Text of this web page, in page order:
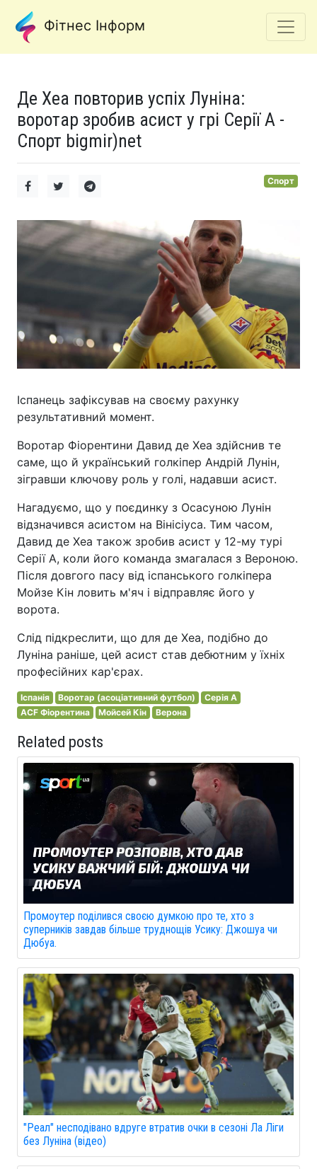
Фітнес Інформ
Де Хеа повторив успіх Луніна:
воротар зробив асист у грі Серії А -
Спорт bigmir)net
Спорт
Іспанець зафіксував на своєму рахунку
результативний момент.
Воротар Фіорентини Давид де Хеа здійснив те
саме, що й український голкіпер Андрій Лунін,
зігравши ключову роль у голі, надавши асист.
Нагадуємо, що у поєдинку з Осасуною Лунін
відзначився асистом на Вінісіуса. Тим часом,
Давид де Хеа також зробив асист у 12-му турі
Серії А, коли його команда змагалася з Вероною.
Після довгого пасу від іспанського голкіпера
Мойзе Кін ловить м'яч і відправляє його у
ворота.
Слід підкреслити, що для де Хеа, подібно до
Луніна раніше, цей асист став дебютним у їхніх
професійних кар'єрах.
Іспанія Воротар (асоціативний футбол)
Серія A
ACF Фіорентина
Мойсей Кін Верона
Related posts
Промоутер поділився своєю думкою про те, хто з
суперників завдав більше труднощів Усику: Джошуа чи
Дюбуа.
"Реал" несподівано вдруге втратив очки в сезоні Ла Ліги
без Луніна (відео)